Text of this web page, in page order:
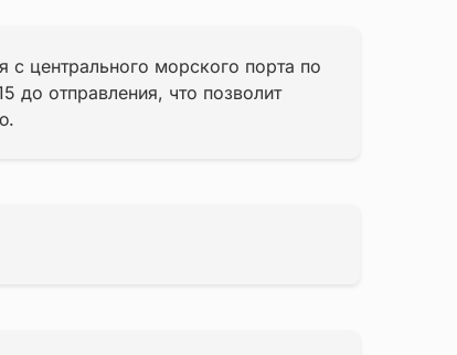
центрального морского порта по
до отправления, что позволит